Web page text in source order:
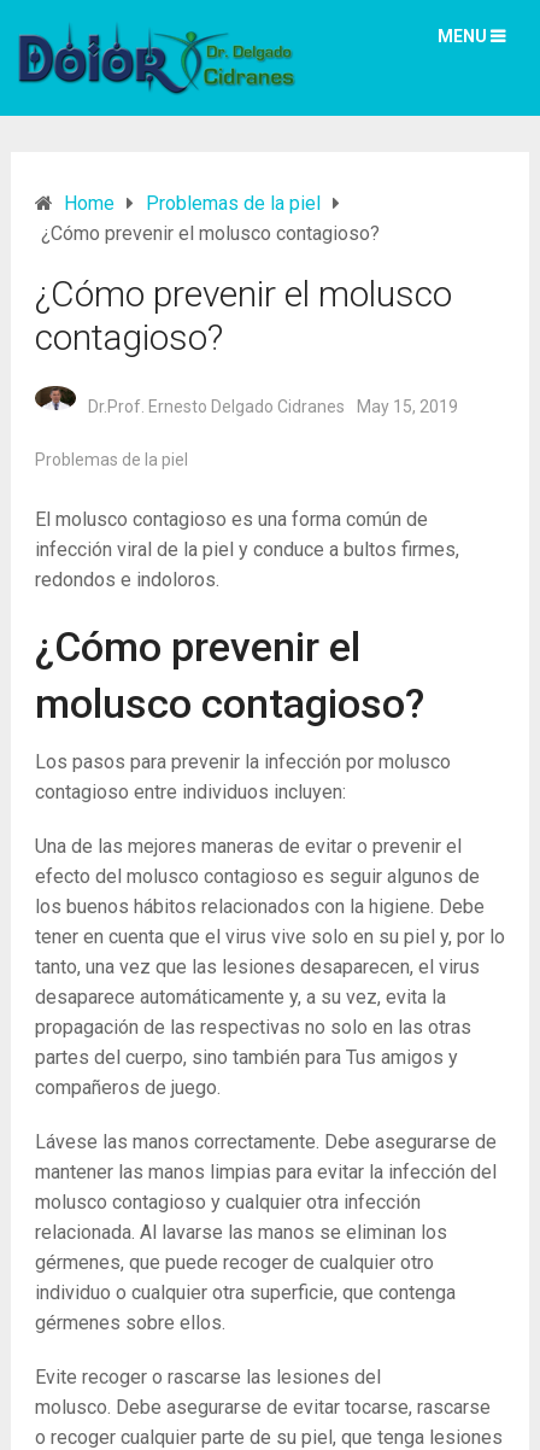
MENU
Home
Problemas de la piel
¿Cómo prevenir el molusco contagioso?
¿Cómo prevenir el molusco
contagioso?
Dr.Prof. Ernesto Delgado Cidranes May 15, 2019
Problemas de la piel
El molusco contagioso es una forma común de
infección viral de la piel y conduce a bultos firmes,
redondos e indoloros.
¿Cómo prevenir el
molusco contagioso?
Los pasos para prevenir la infección por molusco
contagioso entre individuos incluyen:
Una de las mejores maneras de evitar o prevenir el
efecto del molusco contagioso es seguir algunos de
los buenos hábitos relacionados con la higiene. Debe
tener en cuenta que el virus vive solo en su piel y, por lo
tanto, una vez que las lesiones desaparecen, el virus
desaparece automáticamente y, a su vez, evita la
propagación de las respectivas no solo en las otras
partes del cuerpo, sino también para Tus amigos y
compañeros de juego.
Lávese las manos correctamente. Debe asegurarse de
mantener las manos limpias para evitar la infección del
molusco contagioso y cualquier otra infección
relacionada. Al lavarse las manos se eliminan los
gérmenes, que puede recoger de cualquier otro
individuo o cualquier otra superficie, que contenga
gérmenes sobre ellos.
Evite recoger o rascarse las lesiones del
molusco. Debe asegurarse de evitar tocarse, rascarse
o recoger cualquier parte de su piel, que tenga lesiones